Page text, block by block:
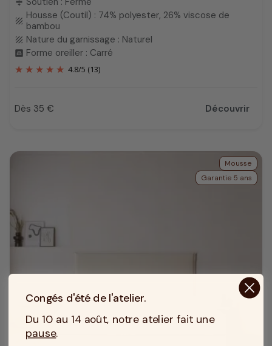
compress
texture Housse (Coutil) : 74% polyester, 26% viscose de
bambou
texture Nature du garnissage : Naturel
bedroom_child Forme oreiller : Carré
4.8/5 (13)
Prix
Dès 35 € Découvrir
Mousse
Garantie 5 ans
Congés d'été de l'atelier.
Du 10 au 14 août, notre atelier fait une
pause.